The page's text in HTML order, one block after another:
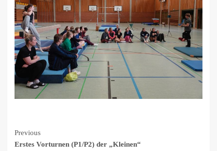
Continue
Previous
Erstes Vorturnen (P1/P2) der „Kleinen“